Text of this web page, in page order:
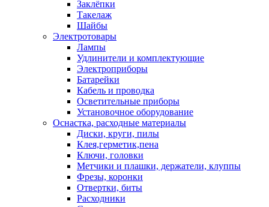
Заклёпки
Такелаж
Шайбы
Электротовары
Лампы
Удлинители и комплектующие
Электроприборы
Батарейки
Кабель и проводка
Осветительные приборы
Установочное оборудование
Оснастка, расходные материалы
Диски, круги, пилы
Клея,герметик,пена
Ключи, головки
Метчики и плашки, держатели, клуппы
Фрезы, коронки
Отвертки, биты
Расходники